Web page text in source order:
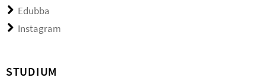
Edubba
Instagram
STUDIUM